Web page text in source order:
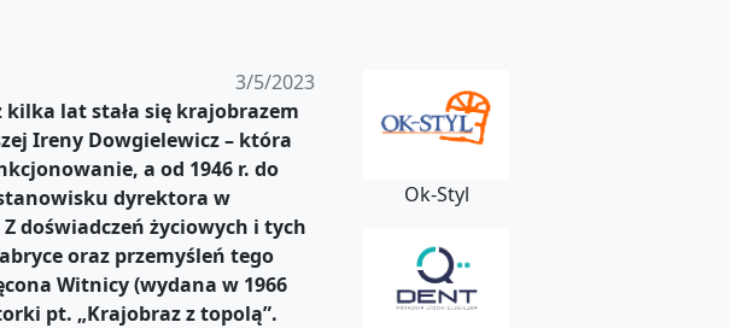
3/5/2023
lat stała się krajobrazem
Ireny Dowgielewicz – która
a od 1946 r. do
dyrektora w
doświadczeń życiowych i tych
oraz przemyśleń tego
Witnicy (wydana w 1966
pt. „Krajobraz z topolą”.
Ok-Styl